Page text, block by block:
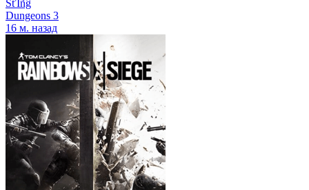
ŚťÎñĝ
Dungeons 3
16 м. назад